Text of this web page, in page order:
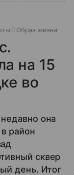
Образ жизни
на 15
во
она
район
сквер
день. Итог